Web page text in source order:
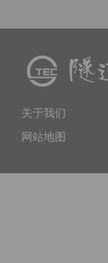
关于我们
网站地图